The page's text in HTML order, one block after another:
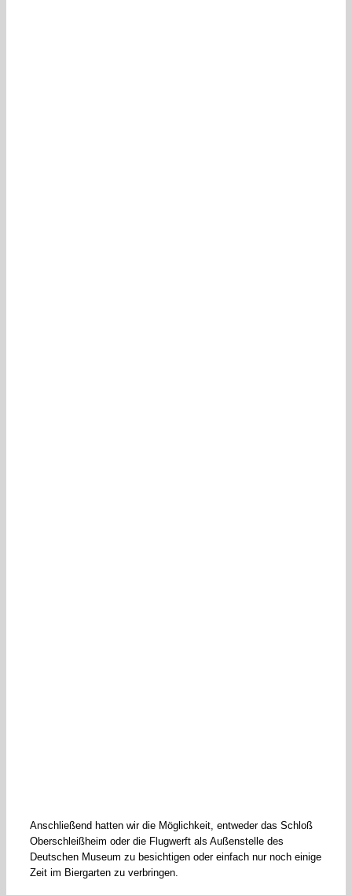
Anschließend hatten wir die Möglichkeit, entweder das Schloß
Oberschleißheim oder die Flugwerft als Außenstelle des
Deutschen Museum zu besichtigen oder einfach nur noch einige
Zeit im Biergarten zu verbringen.